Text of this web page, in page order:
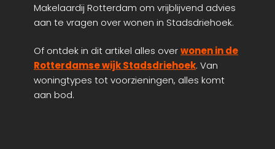
Makelaardij Rotterdam om vrijblijvend advies
aan te vragen over wonen in Stadsdriehoek.
Of ontdek in dit artikel alles overwonen in de
Rotterdamse wijk Stadsdriehoek. Van
woningtypes tot voorzieningen, alles komt
aan bod.